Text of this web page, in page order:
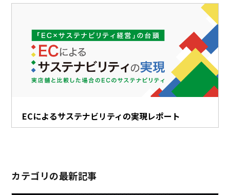
ECによるサステナビリティの実現レポート
カテゴリの最新記事